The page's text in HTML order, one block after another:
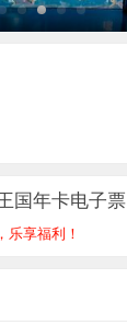
国年卡电子票
乐享福利！